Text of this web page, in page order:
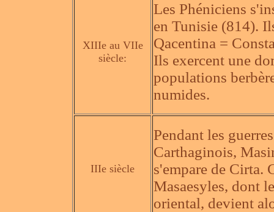
XIIIe au VIIe
siècle:
Les Phéniciens
en Tunisie (814).
Qacentina =
Ils exercent une
populations
numides.
IIIe siècle
Pendant les
Carthaginois,
s'empare de Cirta.
Masaesyles, dont
oriental, devient